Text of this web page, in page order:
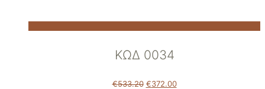
ΚΩΔ 0034
€533.20 €372.00